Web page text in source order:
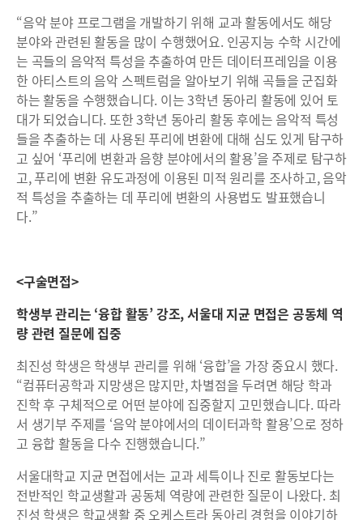
“음악 분야 프로그램을 개발하기 위해 교과 활동에서도 해당
분야와 관련된 활동을 많이 수행했어요. 인공지능 수학 시간에
는 곡들의 음악적 특성을 추출하여 만든 데이터프레임을 이용
한 아티스트의 음악 스펙트럼을 알아보기 위해 곡들을 군집화
하는 활동을 수행했습니다. 이는 3학년 동아리 활동에 있어 토
대가 되었습니다. 또한 3학년 동아리 활동 후에는 음악적 특성
들을 추출하는 데 사용된 푸리에 변환에 대해 심도 있게 탐구하
고 싶어 ‘푸리에 변환과 음향 분야에서의 활용’을 주제로 탐구하
고, 푸리에 변환 유도과정에 이용된 미적 원리를 조사하고, 음악
적 특성을 추출하는 데 푸리에 변환의 사용법도 발표했습니
다.”
<구술면접>
학생부 관리는 ‘융합 활동’ 강조, 서울대 지균 면접은 공동체 역
량 관련 질문에 집중
최진성 학생은 학생부 관리를 위해 ‘융합’을 가장 중요시 했다.
“컴퓨터공학과 지망생은 많지만, 차별점을 두려면 해당 학과
진학 후 구체적으로 어떤 분야에 집중할지 고민했습니다. 따라
서 생기부 주제를 ‘음악 분야에서의 데이터과학 활용’으로 정하
고 융합 활동을 다수 진행했습니다.”
서울대학교 지균 면접에서는 교과 세특이나 진로 활동보다는
전반적인 학교생활과 공동체 역량에 관련한 질문이 나왔다. 최
진성 학생은 학교생활 중 오케스트라 동아리 경험을 이야기하